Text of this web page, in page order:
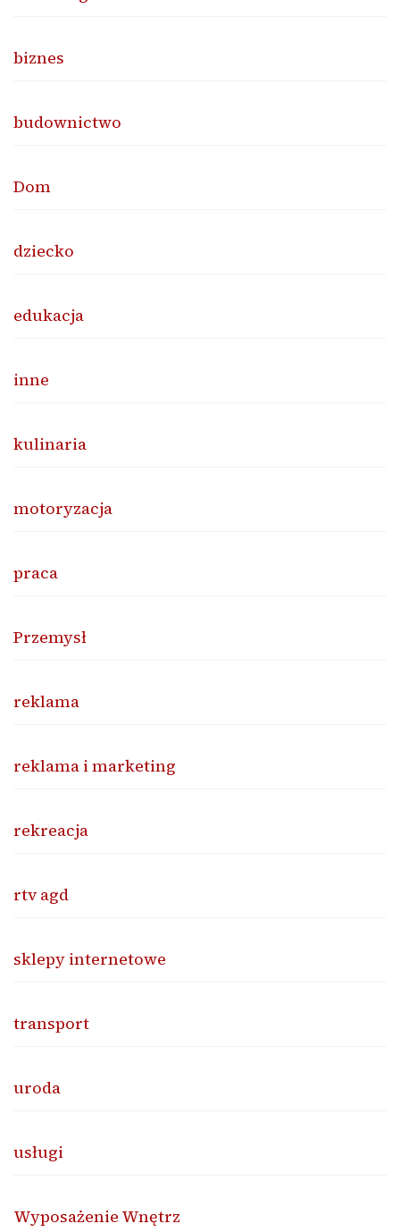
biznes
budownictwo
Dom
dziecko
edukacja
inne
kulinaria
motoryzacja
praca
Przemysł
reklama
reklama i marketing
rekreacja
rtv agd
sklepy internetowe
transport
uroda
usługi
Wyposażenie Wnętrz